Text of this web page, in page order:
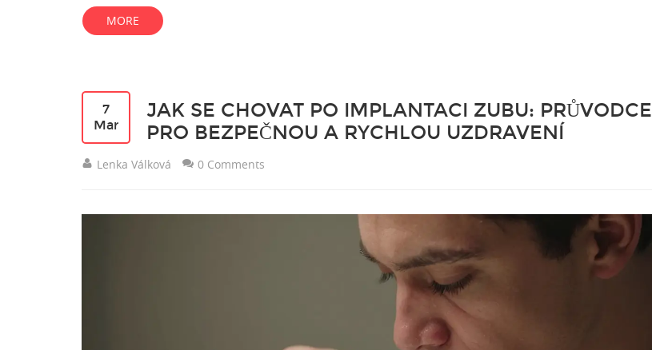
MORE
7
Mar
JAK SE CHOVAT PO IMPLANTACI ZUBU: PRŮVODCE
PRO BEZPEČNOU A RYCHLOU UZDRAVENÍ
Lenka Válková 0 Comments